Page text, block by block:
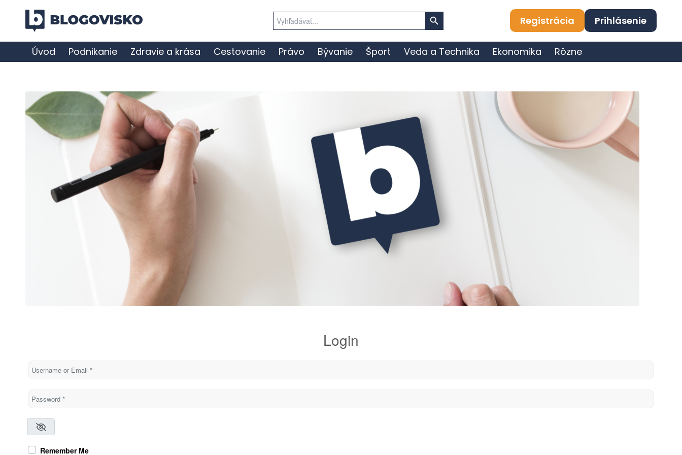
for:
Search Button
Registrácia Prihlásenie
Úvod Podnikanie Zdravie a krása Cestovanie Právo Bývanie Šport Veda a Technika Ekonomika Rôzne
Login
Username or Email
Password*
Remember Me